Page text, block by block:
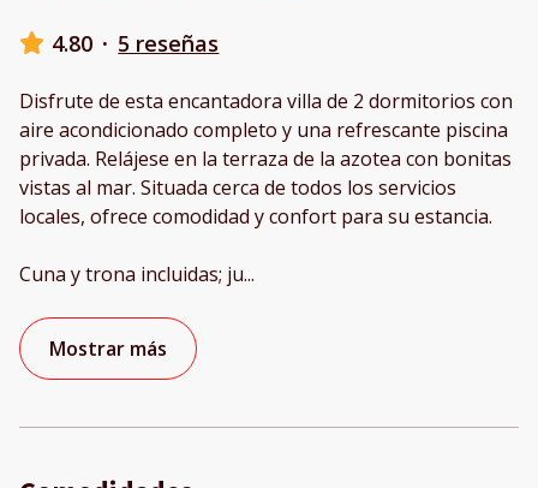
4.80 · 5 reseñas
Disfrute de esta encantadora villa de 2 dormitorios con
aire acondicionado completo y una refrescante piscina
privada. Relájese en la terraza de la azotea con bonitas
vistas al mar. Situada cerca de todos los servicios
locales, ofrece comodidad y confort para su estancia.
Cuna y trona incluidas; ju...
Mostrar más